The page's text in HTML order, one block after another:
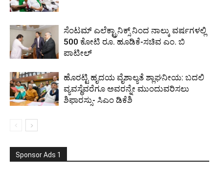
ಸೆಂಟಮ್ ಎಲೆಕ್ಟ್ರಾನಿಕ್ಸ್ ನಿಂದ ನಾಲ್ಕು ವರ್ಷಗಳಲ್ಲಿ
500 ಕೋಟಿ ರೂ. ಹೂಡಿಕೆ-ಸಚಿವ ಎಂ. ಬಿ
ಪಾಟೀಲ್
ಹೊರಟ್ಟಿ ಹೃದಯ ವೈಶಾಲ್ಯತೆ ಶ್ಲಾಘನೀಯ: ಬದಲಿ
ವ್ಯವಸ್ಥೆವರೆಗೂ ಅವರನ್ನೇ ಮುಂದುವರಿಸಲು
ಶಿಫಾರಸ್ಸು- ಸಿಎಂ ಡಿಕೆಶಿ
Sponsor Ads 1